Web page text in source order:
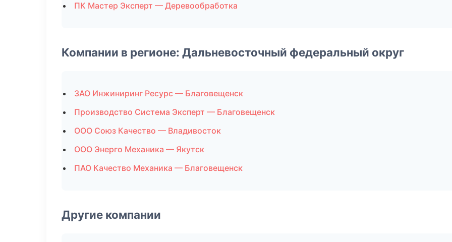
ПК Мастер Эксперт — Деревообработка
Компании в регионе: Дальневосточный федеральный округ
ЗАО Инжиниринг Ресурс — Благовещенск
Производство Система Эксперт — Благовещенск
ООО Союз Качество — Владивосток
ООО Энерго Механика — Якутск
ПАО Качество Механика — Благовещенск
Другие компании